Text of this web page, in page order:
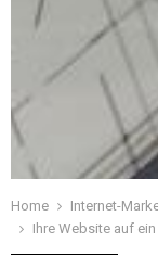
Home
Internet-
Ihre Website auf